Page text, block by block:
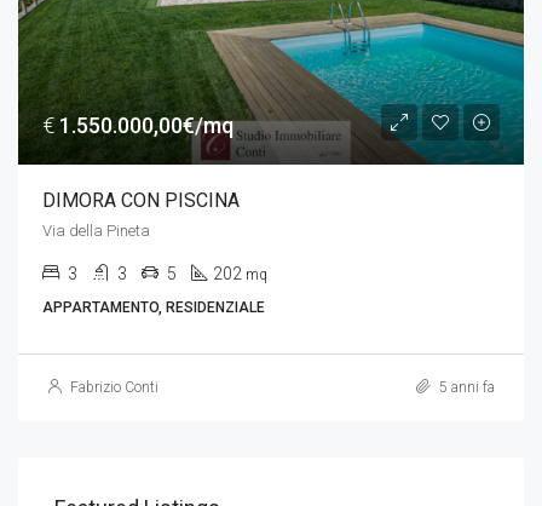
€1.550.000,00€/mq
DIMORA CON PISCINA
Via della Pineta
3 3 5 202 mq
APPARTAMENTO, RESIDENZIALE
Fabrizio Conti 5 anni fa